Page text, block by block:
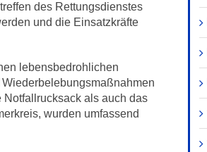
des Rettungsdienstes
und die Einsatzkräfte
lebensbedrohlichen
als auch das
wurden umfassend